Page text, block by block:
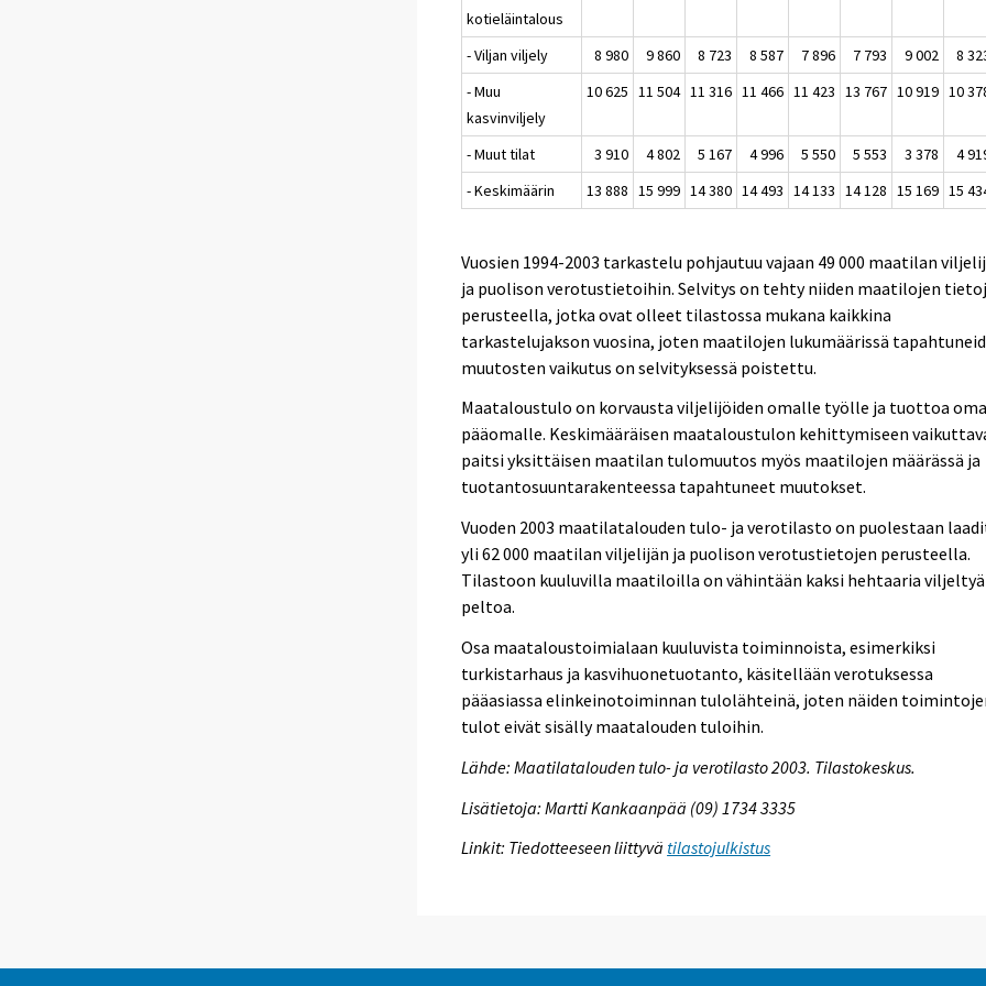
kotieläintalous
- Viljan viljely 8 980 9 860 8 723 8 587 7 896 7 793 9 002
8
- Muu
kasvinviljely
10 625 11 504 11 316 11 466 11 423 13 767 10 919 10
- Muut tilat 3 910 4 802 5 167 4 996 5 550 5 553 3 378
4
- Keskimäärin
13 888 15 999 14 380 14 493 14 133 14 128 15 169 15
Vuosien 1994-2003 tarkastelu pohjautuu vajaan 49 000 maatilan
ja puolison verotustietoihin. Selvitys on tehty niiden maatilojen
perusteella, jotka ovat olleet tilastossa mukana kaikkina
tarkastelujakson vuosina, joten maatilojen lukumäärissä
muutosten vaikutus on selvityksessä poistettu.
Maataloustulo on korvausta viljelijöiden omalle työlle ja tuottoa
pääomalle. Keskimääräisen maataloustulon kehittymiseen
paitsi yksittäisen maatilan tulomuutos myös maatilojen määrässä ja
tuotantosuuntarakenteessa tapahtuneet muutokset.
Vuoden 2003 maatilatalouden tulo- ja verotilasto on puolestaan
yli 62 000 maatilan viljelijän ja puolison verotustietojen perusteella.
Tilastoon kuuluvilla maatiloilla on vähintään kaksi hehtaaria viljeltyä
peltoa.
Osa maataloustoimialaan kuuluvista toiminnoista, esimerkiksi
turkistarhaus ja kasvihuonetuotanto, käsitellään verotuksessa
pääasiassa elinkeinotoiminnan tulolähteinä, joten näiden
tulot eivät sisälly maatalouden tuloihin.
Lähde: Maatilatalouden tulo- ja verotilasto 2003. Tilastokeskus.
Lisätietoja: Martti Kankaanpää (09) 1734 3335
Linkit: Tiedotteeseen liittyvä tilastojulkistus